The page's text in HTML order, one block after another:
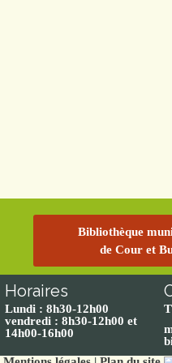
Bibliothèque
de Cour et
Horaires
Lundi : 8h30-12h00
vendredi : 8h30-12h00 et
14h00-16h00